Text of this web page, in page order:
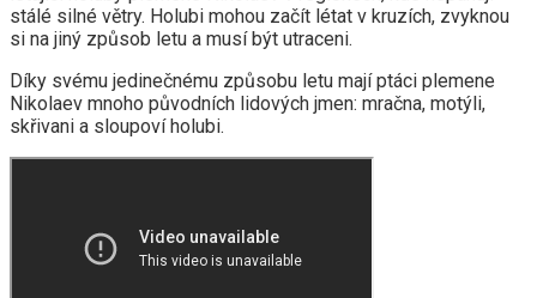
stálé silné větry. Holubi mohou začít létat v kruzích, zvyknou
si na jiný způsob letu a musí být utraceni.
Díky svému jedinečnému způsobu letu mají ptáci plemene
Nikolaev mnoho původních lidových jmen: mračna, motýli,
skřivani a sloupoví holubi.